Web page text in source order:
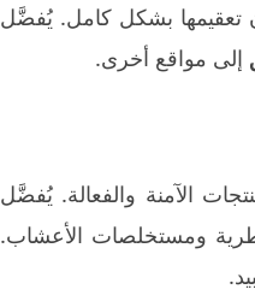
تعقيمها بشكل كامل. يُفضَّل
إلى مواقع أخرى.
الآمنة والفعالة. يُفضَّل
ومستخلصات الأعشاب.